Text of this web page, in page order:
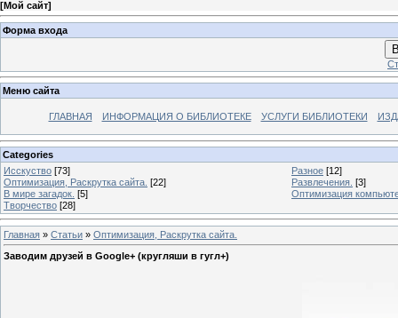
[Мой сайт]
Форма входа
Меню сайта
ГЛАВНАЯ ИНФОРМАЦИЯ О БИБЛИОТЕКЕ УСЛУГИ БИБЛИОТЕКИ
Categories
Исcкуство [73] Разное [12]
Оптимизация, Раскрутка сайта. [22] Развлечения. [3]
В мире загадок. [5]
Оптимизация
Творчество [28]
Главная » Статьи » Оптимизация, Раскрутка сайта.
Заводим друзей в Google+ (кругляши в гугл+)